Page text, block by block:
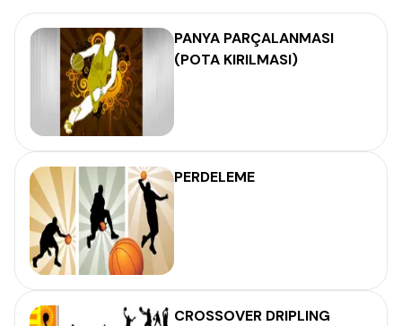
PANYA PARÇALANMASI
(POTA KIRILMASI)
PERDELEME
CROSSOVER DRIPLING